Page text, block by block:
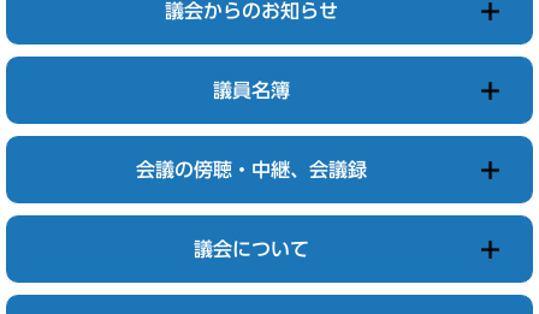
議会からのお知らせ
議員名簿
会議の傍聴・中継、会議録
議会について